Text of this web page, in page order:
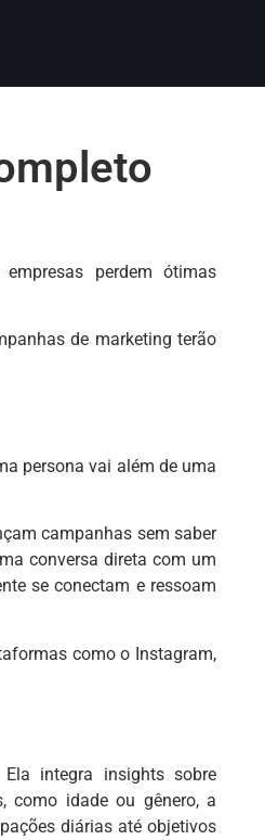
perdem ótimas
de marketing terão
persona vai além de uma
campanhas sem saber
conversa direta com um
se conectam e ressoam
como o Instagram,
integra insights sobre
como idade ou gênero, a
diárias até objetivos